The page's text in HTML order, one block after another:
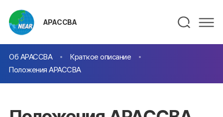
АРАССВА
Об АРАССВА
Краткое описание
Положения АРАССВА